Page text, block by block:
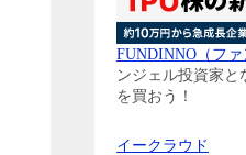
FUNDINNO（ファ
ンジェル投資家と
を買おう！
イークラウド